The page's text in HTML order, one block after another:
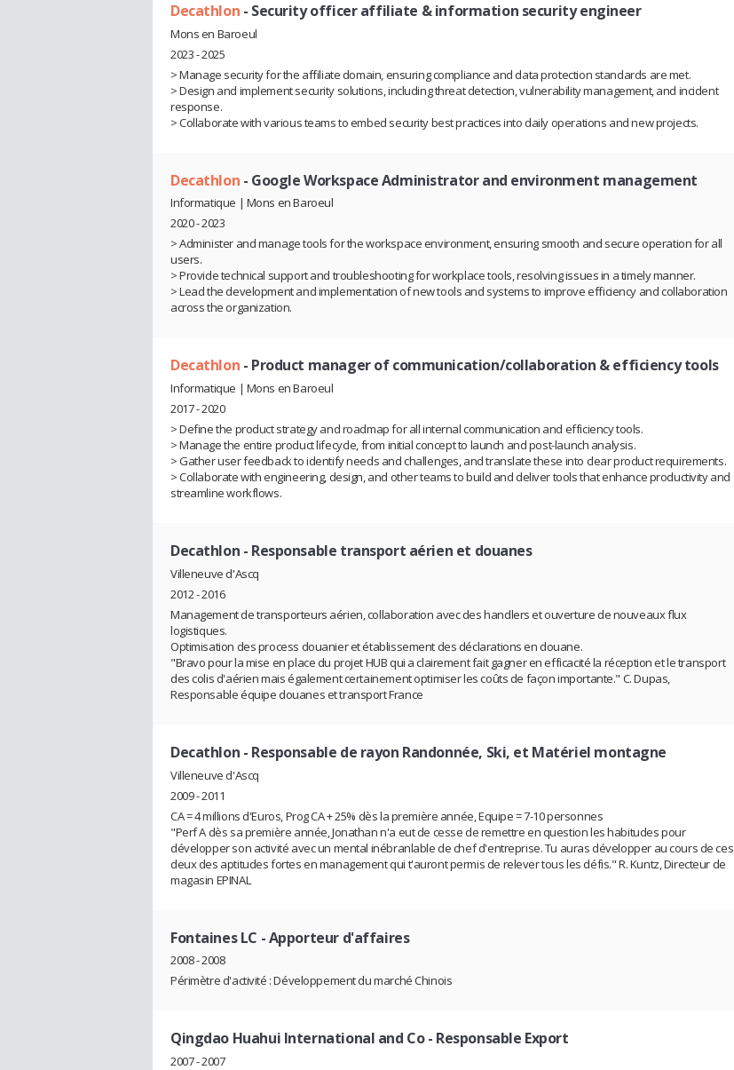
Decathlon - Security officer affiliate & information security engineer
Mons en Baroeul
2023 - 2025
> Manage security for the affiliate domain, ensuring compliance and data protection standards are met.
> Design and implement security solutions, including threat detection, vulnerability management, and incident
response.
> Collaborate with various teams to embed security best practices into daily operations and new projects.
Decathlon - Google Workspace Administrator and environment management
Informatique | Mons en Baroeul
2020 - 2023
> Administer and manage tools for the workspace environment, ensuring smooth and secure operation for all
users.
> Provide technical support and troubleshooting for workplace tools, resolving issues in a timely manner.
> Lead the development and implementation of new tools and systems to improve efficiency and collaboration
across the organization.
Decathlon - Product manager of communication/collaboration & efficiency tools
Informatique | Mons en Baroeul
2017 - 2020
> Define the product strategy and roadmap for all internal communication and efficiency tools.
> Manage the entire product lifecycle, from initial concept to launch and post-launch analysis.
> Gather user feedback to identify needs and challenges, and translate these into clear product requirements.
> Collaborate with engineering, design, and other teams to build and deliver tools that enhance productivity and
streamline workflows.
Decathlon - Responsable transport aérien et douanes
Villeneuve d'Ascq
2012 - 2016
Management de transporteurs aérien, collaboration avec des handlers et ouverture de nouveaux flux
logistiques.
Optimisation des process douanier et établissement des déclarations en douane.
"Bravo pour la mise en place du projet HUB qui a clairement fait gagner en efficacité la réception et le transport
des colis d'aérien mais également certainement optimiser les coûts de façon importante." C. Dupas,
Responsable équipe douanes et transport France
Decathlon - Responsable de rayon Randonnée, Ski, et Matériel montagne
Villeneuve d'Ascq
2009 - 2011
CA = 4 millions d'Euros, Prog CA + 25% dès la première année, Equipe = 7-10 personnes
"Perf A dès sa première année, Jonathan n'a eut de cesse de remettre en question les habitudes pour
développer son activité avec un mental inébranlable de chef d'entreprise. Tu auras développer au cours de ces
deux des aptitudes fortes en management qui t'auront permis de relever tous les défis." R. Kuntz, Directeur de
magasin EPINAL
Fontaines LC - Apporteur d'affaires
2008 - 2008
Périmètre d'activité : Développement du marché Chinois
Qingdao Huahui International and Co- Responsable Export
2007 - 2007